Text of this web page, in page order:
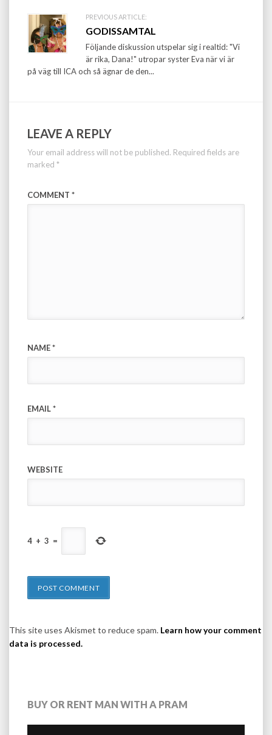
PREVIOUS ARTICLE:
GODISSAMTAL
Följande diskussion utspelar sig i realtid: "Vi
är rika, Dana!" utropar syster Eva när vi är
på väg till ICA och så ägnar de den...
LEAVE A REPLY
Your email address will not be published. Required fields are
marked *
COMMENT *
NAME*
EMAIL*
WEBSITE
4 + 3 =
This site uses Akismet to reduce spam. Learn how your comment
data is processed.
BUY OR RENT MAN WITH A PRAM